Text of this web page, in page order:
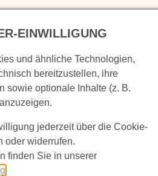
Zur Startseite
finden
Ansatz
EINWILLIGUNG
und ähnliche Technologien,
bereitzustellen, ihre
sowie optionale Inhalte (z. B.
jederzeit über die Cookie-
oder widerrufen.
finden Sie in unserer